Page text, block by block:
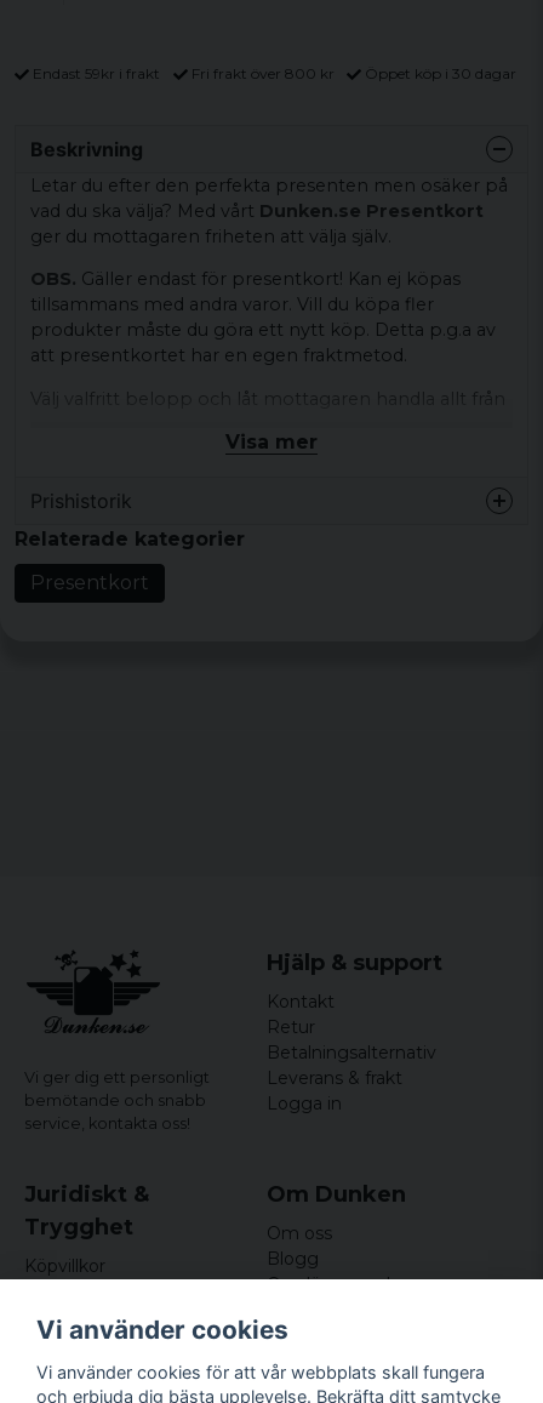
Endast 59kr i frakt Fri frakt över 800 kr Öppet köp i 30 dagar
Beskrivning
Letar du efter den perfekta presenten men osäker på
vad du ska välja? Med vårt Dunken.se Presentkort
ger du mottagaren friheten att välja själv.
OBS. Gäller endast för presentkort! Kan ej köpas
tillsammans med andra varor. Vill du köpa fler
produkter måste du göra ett nytt köp. Detta p.g.a av
att presentkortet har en egen fraktmetod.
Välj valfritt belopp och låt mottagaren handla allt från
och roliga T-shirts. Presentkortet är giltigt i två år,
Giltighetstid: 2 år
Kan användas på hela sortimentet
Visa mer
Prishistorik
Relaterade kategorier
Presentkort
Vi ger dig ett personligt
bemötande och snabb
service, kontakta oss!
Hjälp & support
Kontakt
Retur
Betalningsalternativ
Leverans & frakt
Logga in
Juridiskt &
Trygghet
Köpvillkor
Om cookies
Om Dunken
Om oss
Blogg
Omdömen och
Nyhetsbrev
Kundklubb
Vi använder cookies
Vi använder cookies för att vår webbplats skall fungera
och erbjuda dig bästa upplevelse. Bekräfta ditt samtycke